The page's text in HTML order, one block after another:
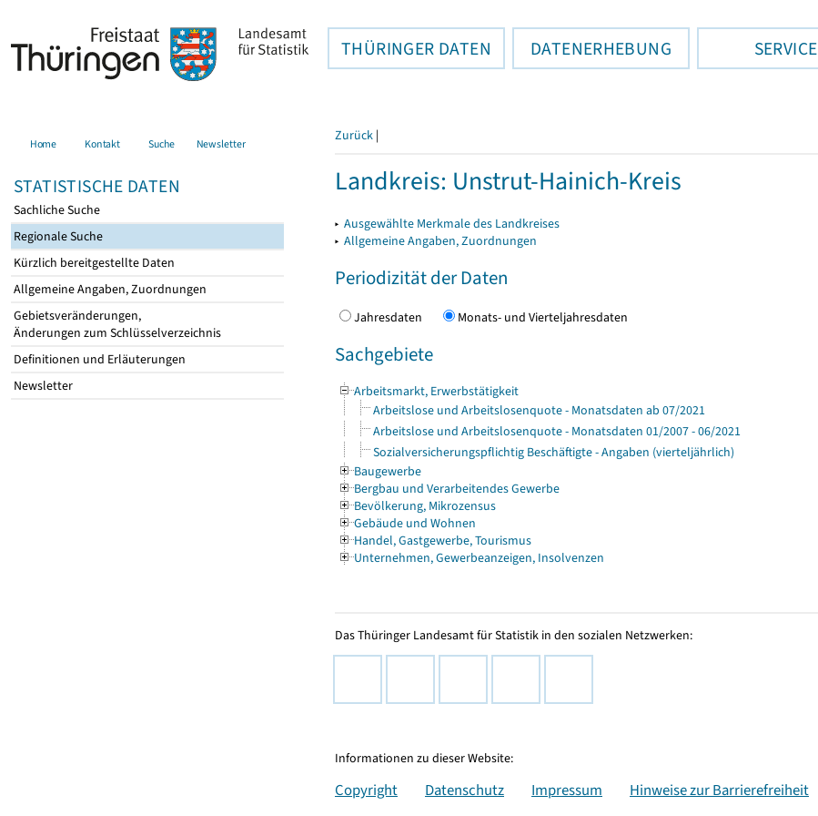
THÜRINGER DATEN DATENERHEBUNG SERVICE
Home Kontakt Suche Newsletter
STATISTISCHE DATEN
Sachliche Suche
Regionale Suche
Kürzlich bereitgestellte Daten
Allgemeine Angaben, Zuordnungen
Gebietsveränderungen,
Änderungen zum Schlüsselverzeichnis
Definitionen und Erläuterungen
Newsletter
Zurück |
Landkreis: Unstrut-Hainich-Kreis
▸ Ausgewählte Merkmale des Landkreises
▸ Allgemeine Angaben, Zuordnungen
Periodizität der Daten
Jahresdaten Monats- und Vierteljahresdaten
Sachgebiete
Arbeitsmarkt, Erwerbstätigkeit
Arbeitslose und Arbeitslosenquote - Monatsdaten ab 07/2021
Arbeitslose und Arbeitslosenquote - Monatsdaten 01/2007 - 06/2021
Sozialversicherungspflichtig Beschäftigte - Angaben (vierteljährlich)
Baugewerbe
Bergbau und Verarbeitendes Gewerbe
Bevölkerung, Mikrozensus
Gebäude und Wohnen
Handel, Gastgewerbe, Tourismus
Unternehmen, Gewerbeanzeigen, Insolvenzen
Das Thüringer Landesamt für Statistik in den sozialen Netzwerken:
Informationen zu dieser Website:
Copyright Datenschutz Impressum Hinweise zur Barrierefreiheit